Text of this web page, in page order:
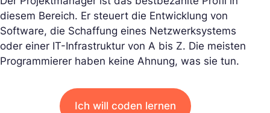
diesem Bereich. Er steuert die Entwicklung von
Software, die Schaffung eines Netzwerksystems
oder einer IT-Infrastruktur von A bis Z. Die meisten
Programmierer haben keine Ahnung, was sie tun.
Ich will coden lernen